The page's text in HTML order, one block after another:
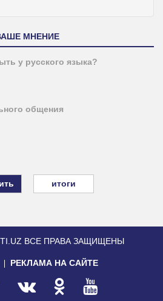
МНЕНИЕ
у русского языка?
общения
итоги
ВСЕ ПРАВА ЗАЩИЩЕНЫ
РЕКЛАМА НА САЙТЕ